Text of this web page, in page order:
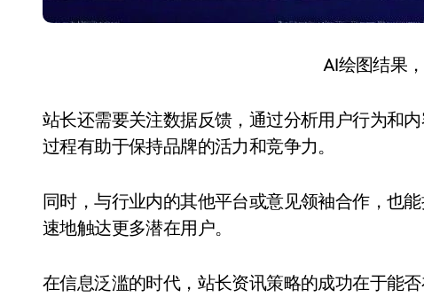
AI绘图结果
站长还需要关注数据反馈，通过分析用户行为和
过程有助于保持品牌的活力和竞争力。
同时，与行业内的其他平台或意见领袖合作，也
速地触达更多潜在用户。
在信息泛滥的时代，站长资讯策略的成功在于能